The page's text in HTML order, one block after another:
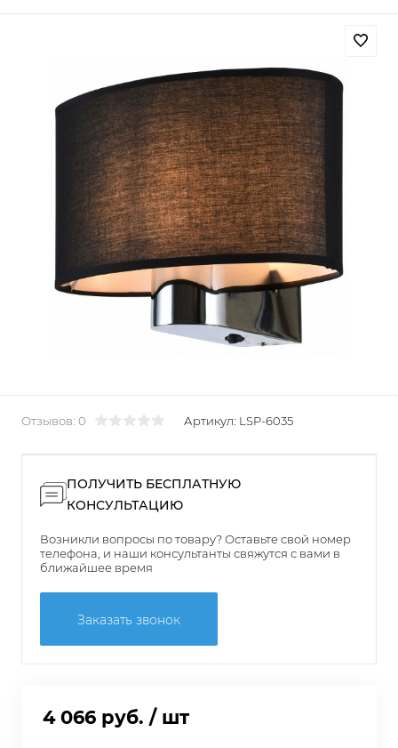
Отзывов: 0 Артикул: LSP-6035
ПОЛУЧИТЬ БЕСПЛАТНУЮ
КОНСУЛЬТАЦИЮ
Возникли вопросы по товару? Оставьте свой номер
телефона, и наши консультанты свяжутся с вами в
ближайшее время
Заказать звонок
4 066 руб. / шт